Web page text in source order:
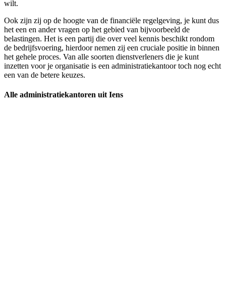
wilt.
Ook zijn zij op de hoogte van de financiële regelgeving, je kunt dus
het een en ander vragen op het gebied van bijvoorbeeld de
belastingen. Het is een partij die over veel kennis beschikt rondom
de bedrijfsvoering, hierdoor nemen zij een cruciale positie in binnen
het gehele proces. Van alle soorten dienstverleners die je kunt
inzetten voor je organisatie is een administratiekantoor toch nog echt
een van de betere keuzes.
Alle administratiekantoren uit Iens